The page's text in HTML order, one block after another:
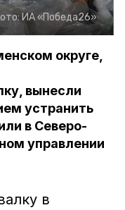
ИА «Победа26»
округе,
вынесли
устранить
в Северо-
управлении
в